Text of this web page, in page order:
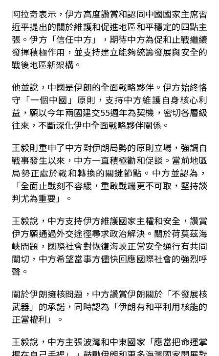
阿拉奇表示，伊方高度讚賞和認同中國國家主席習
近平提出的關於維護和促進地區和平穩定的四點主
張。伊方「信任中方」，期待中方為促和止戰繼續
發揮積極作用，並支持建立能夠統籌發展與安全的
戰後地區新架構。
他並說，中國是伊朗的全面戰略夥伴。伊方始終恪
守「一個中國」原則，支持中方維護自身核心利
益，願以今年兩國建交55週年為契機，密切各層級
往來，不斷深化伊中全面戰略夥伴關係。
王毅則重申了中方對伊朗局勢的原則立場，強調自
戰事發生以來，中方一直積極勸和促談。當前地區
局勢正處於戰和轉換的關鍵節點。中方並認為，
「全面止戰刻不容緩，重啟戰端更不可取，堅持談
判尤為重要」。
王毅說，中方支持伊方維護國家主權和安全，讚賞
伊方願通過外交途徑尋求政治解決。關於荷莫茲海
峽問題，國際社會對恢復海峽正常安全通行有共同
關切，中方希望當事方儘快回應國際社會的強烈呼
聲。
關於伊朗擁核問題，中方讚賞伊朗關於「不發展核
武器」的承諾，同時認為「伊朗有和平利用核能的
正當權利」。
王毅說，中方主張波灣和中東國家「應當把命運掌